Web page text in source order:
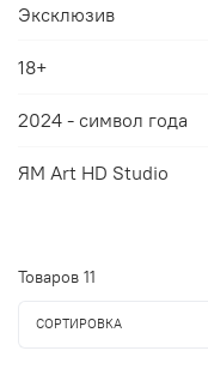
Товаров 11
СОРТИРОВКА
Эксклюзив
18+
2024 - символ года
ЯМ Art HD Studio